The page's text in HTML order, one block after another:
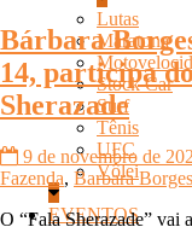
Lutas
Maratona
Stock Car
Surf
Tênis
UFC
Vôlei
EVENTOS
Bárbara
14, participa
Sherazade
9 de novembro de
Fazenda, Barbara Borges
O “Fala Sherazade” vai